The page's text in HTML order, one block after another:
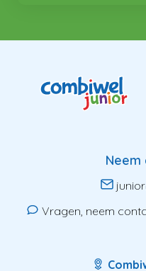
Vragen, neem